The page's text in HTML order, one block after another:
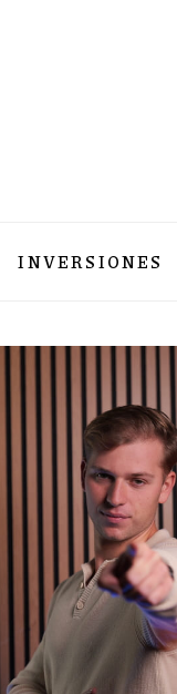
INVERSIONES